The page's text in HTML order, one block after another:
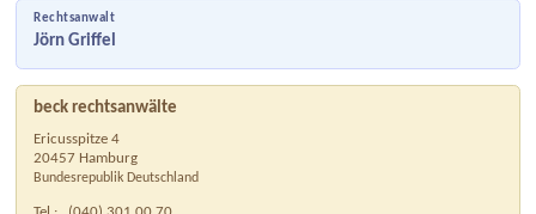
Rechtsanwalt
Jörn Griffel
beck rechtsanwälte
Ericusspitze 4
20457 Hamburg
Bundesrepublik Deutschland